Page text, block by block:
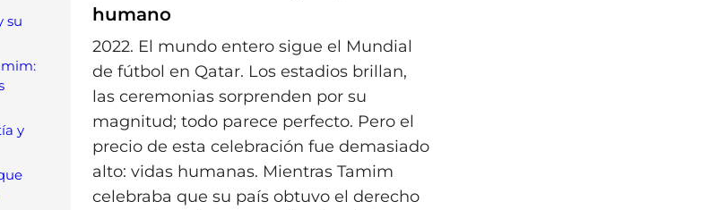
su
y
humano
2022. El mundo entero sigue el Mundial
de fútbol en Qatar. Los estadios brillan,
las ceremonias sorprenden por su
magnitud; todo parece perfecto. Pero el
precio de esta celebración fue demasiado
alto: vidas humanas. Mientras Tamim
celebraba que su país obtuvo el derecho